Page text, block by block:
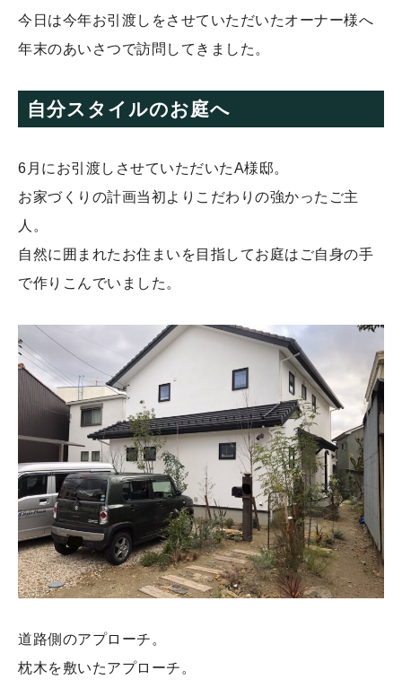
今日は今年お引渡しをさせていただいたオーナー様へ
年末のあいさつで訪問してきました。
自分スタイルのお庭へ
6月にお引渡しさせていただいたA様邸。
お家づくりの計画当初よりこだわりの強かったご主
人。
自然に囲まれたお住まいを目指してお庭はご自身の手
で作りこんでいました。
道路側のアプローチ。
枕木を敷いたアプローチ。